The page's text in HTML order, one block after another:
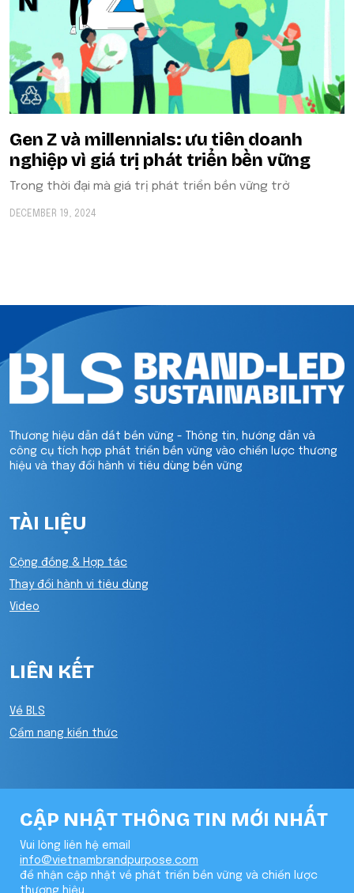
Gen Z và millennials: ưu tiên doanh
nghiệp vì giá trị phát triển bền vững
Trong thời đại mà giá trị phát triển bền vững trở
DECEMBER 19, 2024
Thương hiệu dẫn dắt bền vững - Thông tin, hướng dẫn và
công cụ tích hợp phát triển bền vững vào chiến lược thương
hiệu và thay đổi hành vi tiêu dùng bền vững
TÀI LIỆU
Cộng đồng & Hợp tác
Thay đổi hành vi tiêu dùng
Video
LIÊN KẾT
Về BLS
Cẩm nang kiến thức
CẬP NHẬT THÔNG TIN MỚI NHẤT
Vui lòng liên hệ email
info@vietnambrandpurpose.com
để nhận cập nhật về phát triển bền vững và chiến lược
thương hiệu.